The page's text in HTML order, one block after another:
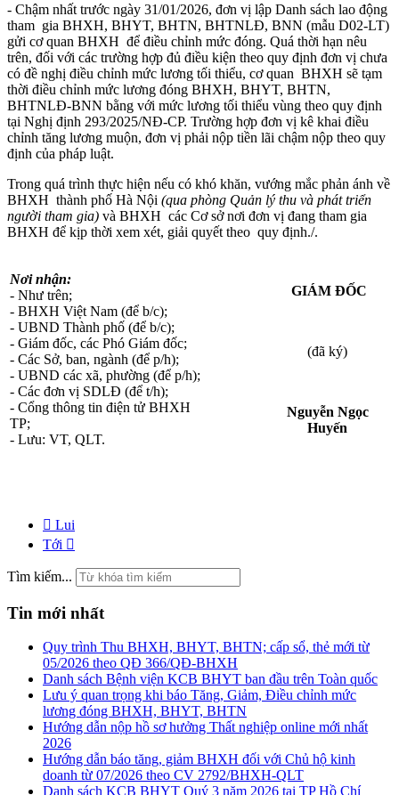
- Chậm nhất trước ngày 31/01/2026, đơn vị lập Danh sách lao động
tham gia BHXH, BHYT, BHTN, BHTNLĐ, BNN (mẫu D02-LT)
gửi cơ quan BHXH để điều chỉnh mức đóng. Quá thời hạn nêu
trên, đối với các trường hợp đủ điều kiện theo quy định đơn vị chưa
có đề nghị điều chỉnh mức lương tối thiểu, cơ quan BHXH sẽ tạm
thời điều chỉnh mức lương đóng BHXH, BHYT, BHTN,
BHTNLĐ-BNN bằng với mức lương tối thiểu vùng theo quy định
tại Nghị định 293/2025/NĐ-CP. Trường hợp đơn vị kê khai điều
chỉnh tăng lương muộn, đơn vị phải nộp tiền lãi chậm nộp theo quy
định của pháp luật.
Trong quá trình thực hiện nếu có khó khăn, vướng mắc phản ánh về
BHXH thành phố Hà Nội (qua phòng Quản lý thu và phát triển
người tham gia) và BHXH các Cơ sở nơi đơn vị đang tham gia
BHXH để kịp thời xem xét, giải quyết theo quy định./.
Nơi nhận:
- Như trên;
- BHXH Việt Nam (để b/c);
- UBND Thành phố (để b/c);
- Giám đốc, các Phó Giám đốc;
- Các Sở, ban, ngành (để p/h);
- UBND các xã, phường (để p/h);
- Các đơn vị SDLĐ (để t/h);
- Cổng thông tin điện tử BHXH
TP;
- Lưu: VT, QLT.
GIÁM ĐỐC
(đã ký)
Nguyễn Ngọc
Huyến
Lui
Tới
Tìm kiếm...
Tin mới nhất
Quy trình Thu BHXH, BHYT, BHTN; cấp sổ, thẻ mới từ
05/2026 theo QĐ 366/QĐ-BHXH
Danh sách Bệnh viện KCB BHYT ban đầu trên Toàn quốc
Lưu ý quan trọng khi báo Tăng, Giảm, Điều chỉnh mức
lương đóng BHXH, BHYT, BHTN
Hướng dẫn nộp hồ sơ hưởng Thất nghiệp online mới nhất
2026
Hướng dẫn báo tăng, giảm BHXH đối với Chủ hộ kinh
doanh từ 07/2026 theo CV 2792/BHXH-QLT
Danh sách KCB BHYT Quý 3 năm 2026 tại TP Hồ Chí